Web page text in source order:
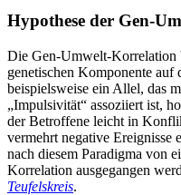
Hypothese der Gen-
Die Gen-Umwelt-Korrelation
genetischen Komponente
beispielsweise ein Allel, das
„Impulsivität“ assoziiert ist,
der Betroffene leicht in
vermehrt negative
nach diesem Paradigma von
Korrelation ausgegangen
Teufelskreis.